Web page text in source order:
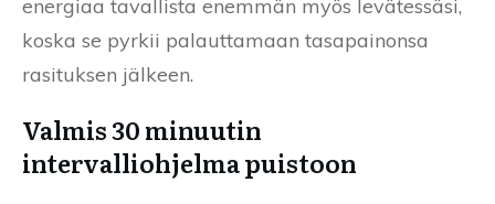
energiaa tavallista enemmän myös levätessäsi,
koska se pyrkii palauttamaan tasapainonsa
rasituksen jälkeen.
Valmis 30 minuutin
intervalliohjelma puistoon